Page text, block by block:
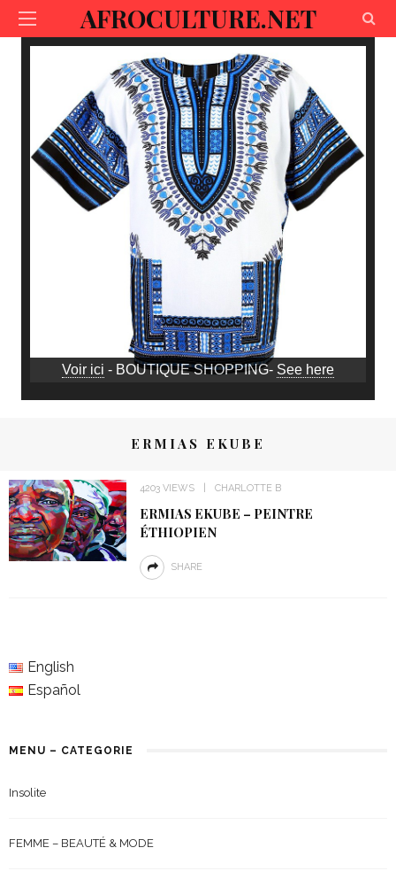
AFROCULTURE.NET
Voir ici - BOUTIQUE SHOPPING- See here
ERMIAS EKUBE
4203 VIEWS CHARLOTTE B
ERMIAS EKUBE – PEINTRE
ÉTHIOPIEN
SHARE
English
Español
MENU – CATEGORIE
Insolite
FEMME – BEAUTÉ & MODE